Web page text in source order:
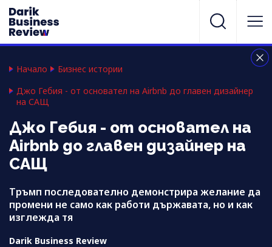
Начало
Бизнес истории
Джо Гебия - от основател на Airbnb до главен дизайнер
на САЩ
Джо Гебия - от основател на
Airbnb до главен дизайнер на
САЩ
Тръмп последователно демонстрира желание да
промени не само как работи държавата, но и как
изглежда тя
Darik Business Review